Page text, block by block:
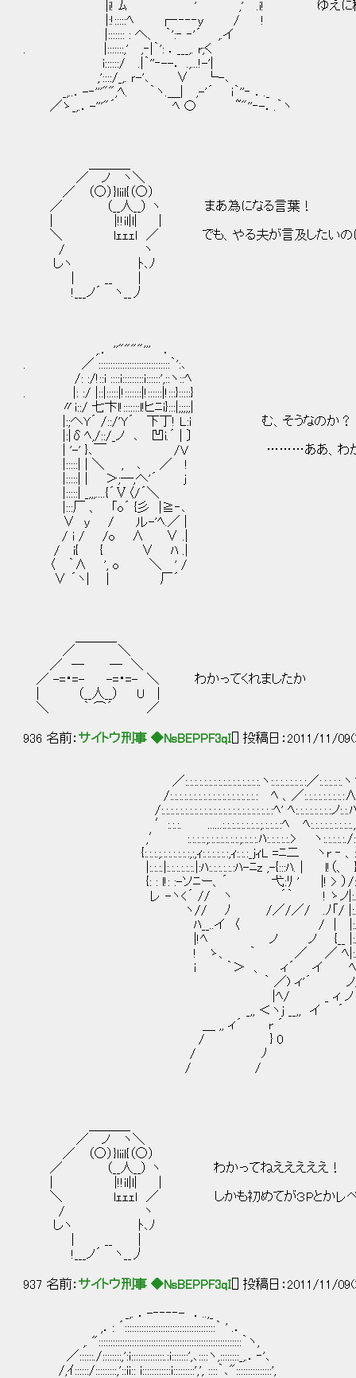
|i! ﾑ ' ,' .i! ゆえに私はいつだって真面
|:!:::::ﾍ ┌‐‐‐‐y / !
|::::::: : へ、 ｀':‐ ‐'´ ,.イ
. |:::::::,' ,‐|｀': ．___,. r;く
i::::::/ .|｀''‐--． .,...!-'|
,'::::/_,. ｒ-'､ ∨ └-､
_,..．-‐'''"",ﾍ. ｀ヽ.＿| ,-'´ i｀''‐ ．._
／ゝ_,.．-'''"´ ﾍ 〇 ~"''‐-．.｀ヽ
／ ノ ヽ＼
／ （○）}liil{（○）
／ （__人__） ヽ まあ為になる言葉！
| |!!il|l| |
＼ lｪｪｪl ／ でも、やる夫が言及したいのはそ
/ ヽ
しヽ ﾄ､ﾉ
!___ノ´ ヽ__丿
,.． ''""""''' ．
. ／ ::::::::::::::::::::::::::::::｀':､
/: :/!::i ::::i:::::::::i::::::',::ヽ::ﾍ
. |: :/ |::|:::::|!:::::::|!::::::|!:::}:::::}
〃i::/ 七卞l!:::::::l!ヒﾆi}:::|;;;;;|
|:;へY´ /::/'Y´ 下丁! L:i む、そうなのか？
|:|δﾍ,/::/_ノ ､ 凹i.´ | 〕
| '-' }､￣ /V ………ああ、わかっ
|:::::| | ＼ , ､ ／ !
|:::::| | ＞;―,へ'´ j
|:::::| _,,,....{´Ⅴ〈/´＼
|:::厂 、 「o´ {彡 |≧‐､
∨ y / ル-'ﾍ.／ |
/ i / /o ∧ ∨ .|
/ i{ { ∨ ﾊ .|
〈 ｀∧ ', o ＼ ' /
∨ ´ヽ| | 厂´
／ ＼
／ ─ ─ ＼
／ -=・=- -=・=- ＼ わかってくれましたか
| （__人__） U |
＼ ｀ ⌒´ ／
936 名前： サイトウ刑事 ◆NsBEPPF3qI [] 投稿日：2011/11/
／:.:.:.:.:.:.:.:.:.:.:.:.:.:.:.:.ヽ:.:.:.:.:.:.:.:／:.:.:.:.:.ヽ
/:.:.:.:.:.:.:.:.:.:.:.:.:.:.:.:.:.:.: ﾍ 、／
/:.:.:.:.:.:.:.:.:.:.:.:.:.:.:.:.:.:.:.:.:.:.:.:ﾍ' ﾍ:.:.:.:.:.:.:.:ノ:.:.ﾊ
′:.:.:. ......:.:.:.:.:.:.:.:.;.:.:.:.:ﾍ ﾍ:.:.:.:.:.:.:.:.:.,
,′ :.:.:.:.;.:.:.:.:.:.:.;.:.:.:.ﾊ:.:.:.:.:.> ヽ:.:.:.:.:./
{:.:.:.;.:.:.:.:.:.:,:,ｨ:.:.:.:.:.:,ｨ:.:.:_jｨL =ﾆ二 ヽr ‐ 、
|:.:.:.|:.:.:.:.:.:.|:ﾊ:.:.:.:.:.:ﾊ-ﾆz ,-{:::ﾊ. | l!（、 }:.:.
{: : l!: :-ソﾆー、´ 弋:ﾘ ' |! > ）/
レ -ヽ<´ // ヽ ´｀ ! ゝノ|:.:.:. 大丈夫、
ヽ// ﾉ /／/／/ .ﾉ「/
ﾊ__..イ 〈 / | |:.:.:. それなら
|!ﾍ ノ ノ {__
! ゝ、 ｀ ／ ／ ﾍ
i ｀＞ 、 ィ´ イ ﾍ
｀ ／) ィ'´ ノ
|ﾍ/ _ ィ ノ
_,, ＜ヽj __,, イ ´
＿ ,, ィ´ r ´
/ } 0
/ ﾉ
/ /
／ ノ ヽ＼
／ （○）}liil{（○）
／ （__人__） ヽ わかってねえええええ！
| |!!il|l| |
＼ lｪｪｪl ／ しかも初めてが３Pとかレベル
/ ヽ
しヽ ﾄ､ﾉ
!___ノ´ ヽ__丿
937 名前： サイトウ刑事 ◆NsBEPPF3qI [] 投稿日：2011/11/
_,. ．-‐‐‐‐- ．..,_
,．: ´::::::::::::::::::::::::::::::::::::::｀ ' .．
,. "::::::::::::::::::::::::::::::::::::::::::::::::::::::::::::｀ヽ,
／::::::./::::::::,':i::::::::::::::.:i:::::::',､::::ヽ,::::::::_,.．‐'､
/,ｲ::::::/:::::::::,'::ii:: i::::::::::::i:::::::::',', ::::｀､":::::::::::::::',